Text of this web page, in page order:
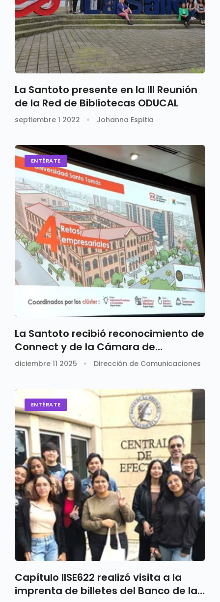
La Santoto presente en la III Reunión
de la Red de Bibliotecas ODUCAL
septiembre 1 2022 Johanna Espitia
ENTÉRATE
La Santoto recibió reconocimiento de
Connect y de la Cámara de
Comercio de Bogotá
diciembre 11 2025 Dirección de Comunicaciones
ENTÉRATE
Capítulo IISE622 realizó visita a la
imprenta de billetes del Banco de la